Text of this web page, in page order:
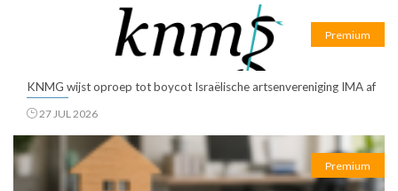
Premium
KNMG wijst oproep tot boycot Israëlische artsenvereniging IMA af
27 JUL 2026
Premium